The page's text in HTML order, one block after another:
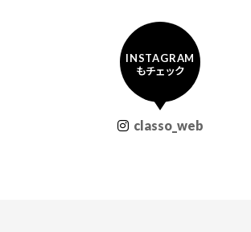
INSTAGRAM
もチェック
classo_web